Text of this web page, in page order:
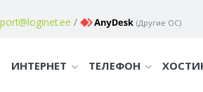
/ (Другие ОС)
ИНТЕРНЕТ ТЕЛЕФОН